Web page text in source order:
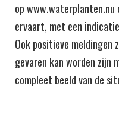
op
ervaart, met een
Ook positieve meldingen
gevaren kan worden zijn
compleet beeld van de